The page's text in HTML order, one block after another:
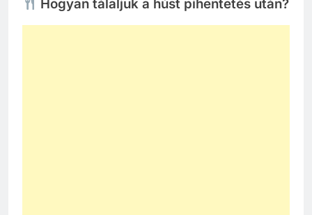
Hogyan tálaljuk a húst pihentetés után?